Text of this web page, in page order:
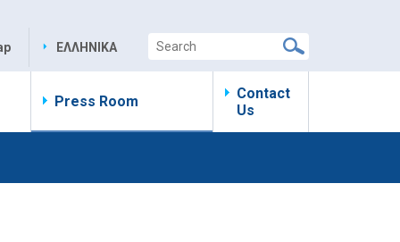
ΕΛΛΗΝΙΚΑ
Press Room
Contact
Us